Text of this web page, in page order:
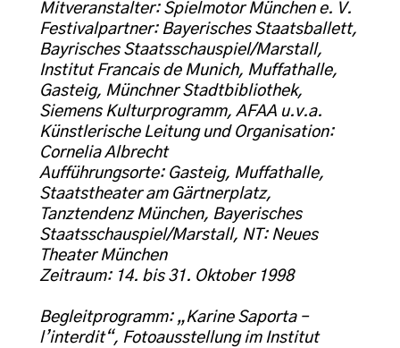
Mitveranstalter: Spielmotor München e. V.
Festivalpartner: Bayerisches Staatsballett,
Bayrisches Staatsschauspiel/Marstall,
Institut Francais de Munich, Muffathalle,
Gasteig, Münchner Stadtbibliothek,
Siemens Kulturprogramm, AFAA u.v.a.
Künstlerische Leitung und Organisation:
Cornelia Albrecht
Aufführungsorte: Gasteig, Muffathalle,
Staatstheater am Gärtnerplatz,
Tanztendenz München, Bayerisches
Staatsschauspiel/Marstall, NT: Neues
Theater München
Zeitraum: 14. bis 31. Oktober 1998
Begleitprogramm: „Karine Saporta –
l’interdit“, Fotoausstellung im Institut